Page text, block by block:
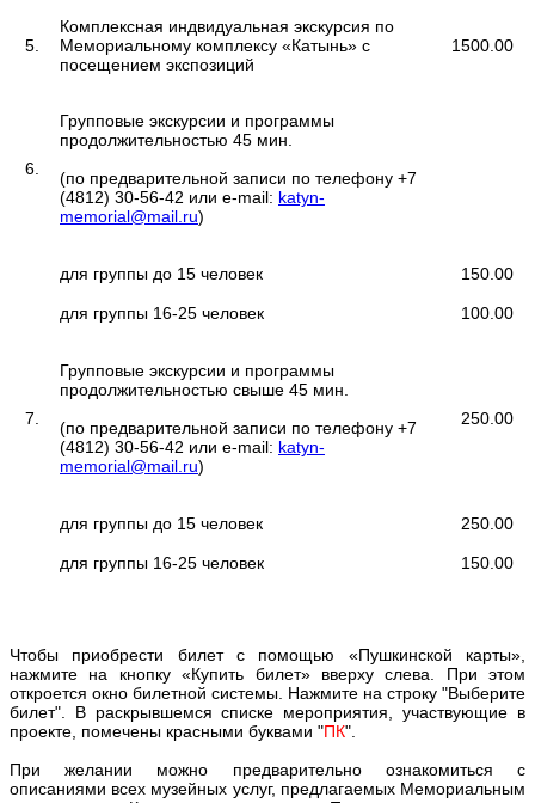
5.
Комплексная индвидуальная экскурсия по
Мемориальному комплексу «Катынь» с
посещением экспозиций
1500.00
6.
Групповые экскурсии и программы
продолжительностью 45 мин.
(по предварительной записи по телефону +7
(4812) 30-56-42 или e-mail: katyn-
memorial@mail.ru)
для группы до 15 человек 150.00
для группы 16-25 человек 100.00
7.
Групповые экскурсии и программы
продолжительностью свыше 45 мин.
(по предварительной записи по телефону +7
(4812) 30-56-42 или e-mail: katyn-
memorial@mail.ru)
250.00
для группы до 15 человек 250.00
для группы 16-25 человек 150.00
Чтобы приобрести билет с помощью «Пушкинской карты»,
нажмите на кнопку «Купить билет» вверху слева. При этом
откроется окно билетной системы. Нажмите на строку "Выберите
билет". В раскрывшемся списке мероприятия, участвующие в
проекте, помечены красными буквами "ПК".
При желании можно предварительно ознакомиться с
описаниями всех музейных услуг, предлагаемых Мемориальным